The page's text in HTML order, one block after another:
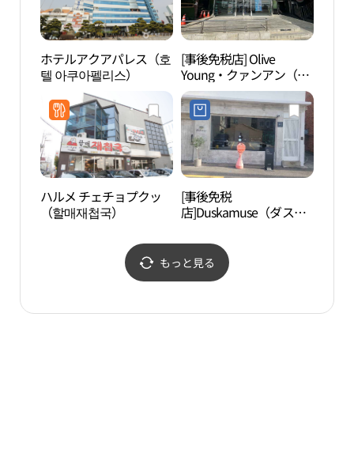
ホテルアクアパレス（호
텔 아쿠아펠리스）
[事後免税店] Olive
Young・クァンアン（広
安）ビーチ店(올리브영
광안비치점)
ハルメ チェチョプクッ
（할매재첩국）
[事後免税
店]Duskamuse（ダスカ
もっと見る